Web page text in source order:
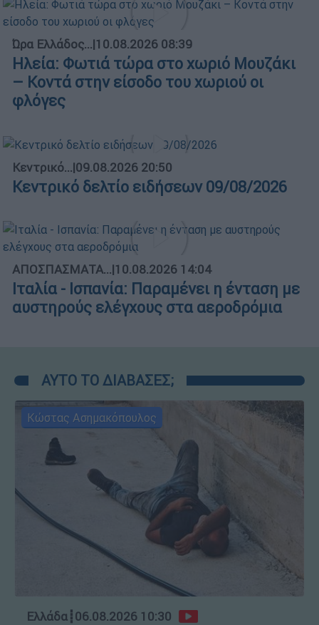
Ώρα Ελλάδος...|10.08.2026 08:39
Ηλεία: Φωτιά τώρα στο χωριό Μουζάκι
– Κοντά στην είσοδο του χωριού οι
φλόγες
Κεντρικό...|09.08.2026 20:50
Κεντρικό δελτίο ειδήσεων 09/08/2026
ΑΠΟΣΠΑΣΜΑΤΑ...|10.08.2026 14:04
Ιταλία - Ισπανία: Παραμένει η ένταση με
αυστηρούς ελέγχους στα αεροδρόμια
ΑΥΤΟ ΤΟ ΔΙΑΒΑΣΕΣ;
Κώστας Ασημακόπουλος
Ελλάδα┋06.08.2026 10:30